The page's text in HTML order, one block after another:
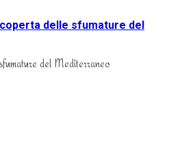
del Mediterraneo